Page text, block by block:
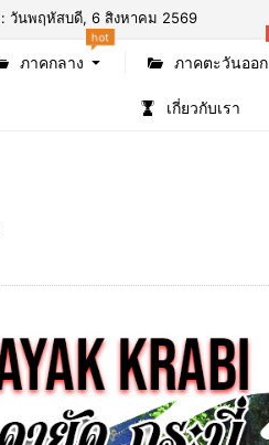
: วันพฤหัสบดี, 6 สิงหาคม 2569
ภาคกลาง
hot
ภาคตะวันออก
เกี่ยวกับเรา